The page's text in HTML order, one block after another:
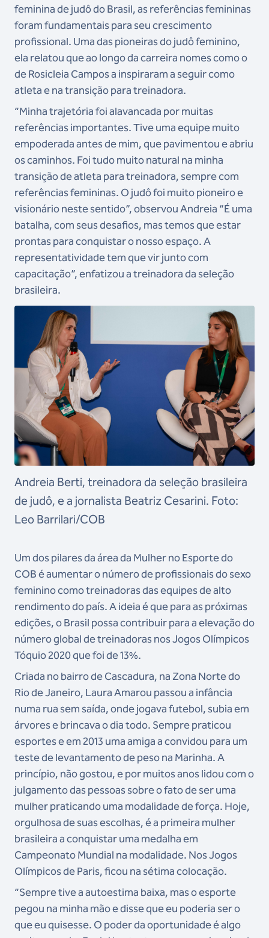
feminina de judô do Brasil, as referências femininas
foram fundamentais para seu crescimento
profissional. Uma das pioneiras do judô feminino,
ela relatou que ao longo da carreira nomes como o
de Rosicleia Campos a inspiraram a seguir como
atleta e na transição para treinadora.
“Minha trajetória foi alavancada por muitas
referências importantes. Tive uma equipe muito
empoderada antes de mim, que pavimentou e abriu
os caminhos. Foi tudo muito natural na minha
transição de atleta para treinadora, sempre com
referências femininas. O judô foi muito pioneiro e
visionário neste sentido”, observou Andreia “É uma
batalha, com seus desafios, mas temos que estar
prontas para conquistar o nosso espaço. A
representatividade tem que vir junto com
capacitação”, enfatizou a treinadora da seleção
brasileira.
Andreia Berti, treinadora da seleção brasileira
de judô, e a jornalista Beatriz Cesarini. Foto:
Leo Barrilari/COB
Um dos pilares da área da Mulher no Esporte do
COB é aumentar o número de profissionais do sexo
feminino como treinadoras das equipes de alto
rendimento do país. A ideia é que para as próximas
edições, o Brasil possa contribuir para a elevação do
número global de treinadoras nos Jogos Olímpicos
Tóquio 2020 que foi de 13%.
Criada no bairro de Cascadura, na Zona Norte do
Rio de Janeiro, Laura Amarou passou a infância
numa rua sem saída, onde jogava futebol, subia em
árvores e brincava o dia todo. Sempre praticou
esportes e em 2013 uma amiga a convidou para um
teste de levantamento de peso na Marinha. A
princípio, não gostou, e por muitos anos lidou com o
julgamento das pessoas sobre o fato de ser uma
mulher praticando uma modalidade de força. Hoje,
orgulhosa de suas escolhas, é a primeira mulher
brasileira a conquistar uma medalha em
Campeonato Mundial na modalidade. Nos Jogos
Olímpicos de Paris, ficou na sétima colocação.
“Sempre tive a autoestima baixa, mas o esporte
pegou na minha mão e disse que eu poderia ser o
que eu quisesse. O poder da oportunidade é algo